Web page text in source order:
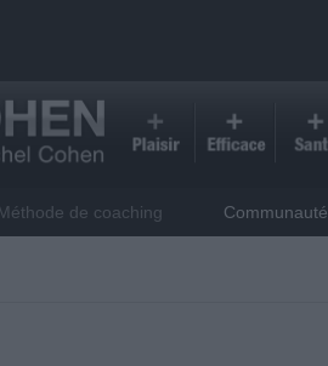
de coaching Communauté